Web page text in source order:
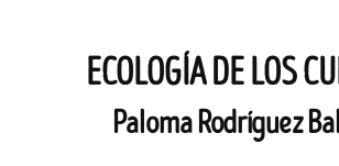
ECOLOGÍA DE LOS
Paloma Rodríguez